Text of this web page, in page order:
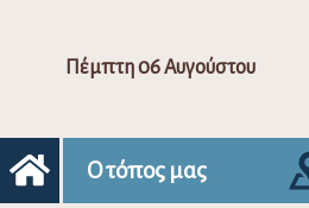
Πέμπτη 06 Αυγούστου
Ο τόπος μας